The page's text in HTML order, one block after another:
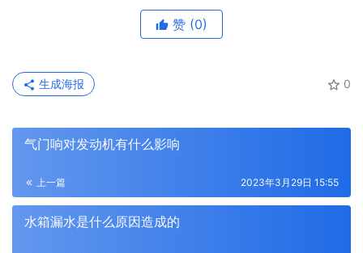
赞 (0)
0
生成海报
气门响对发动机有什么影响
上一篇 2023年3月29日 15:55
水箱漏水是什么原因造成的